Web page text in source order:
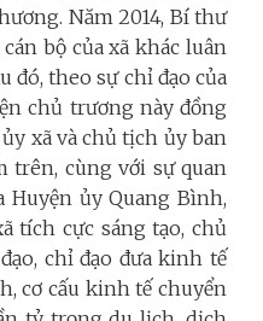
Năm 2014, Bí thư
bộ của xã khác luân
đó, theo sự chỉ đạo của
chủ trương này đồng
xã và chủ tịch ủy ban
trên, cùng với sự quan
Huyện ủy Quang Bình,
tích cực sáng tạo, chủ
chỉ đạo đưa kinh tế
cơ cấu kinh tế chuyển